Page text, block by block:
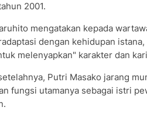
2001.
mengatakan kepada
dengan kehidupan
melenyapkan" karakter dan
Putri Masako jarang
fungsi utamanya sebagai istri